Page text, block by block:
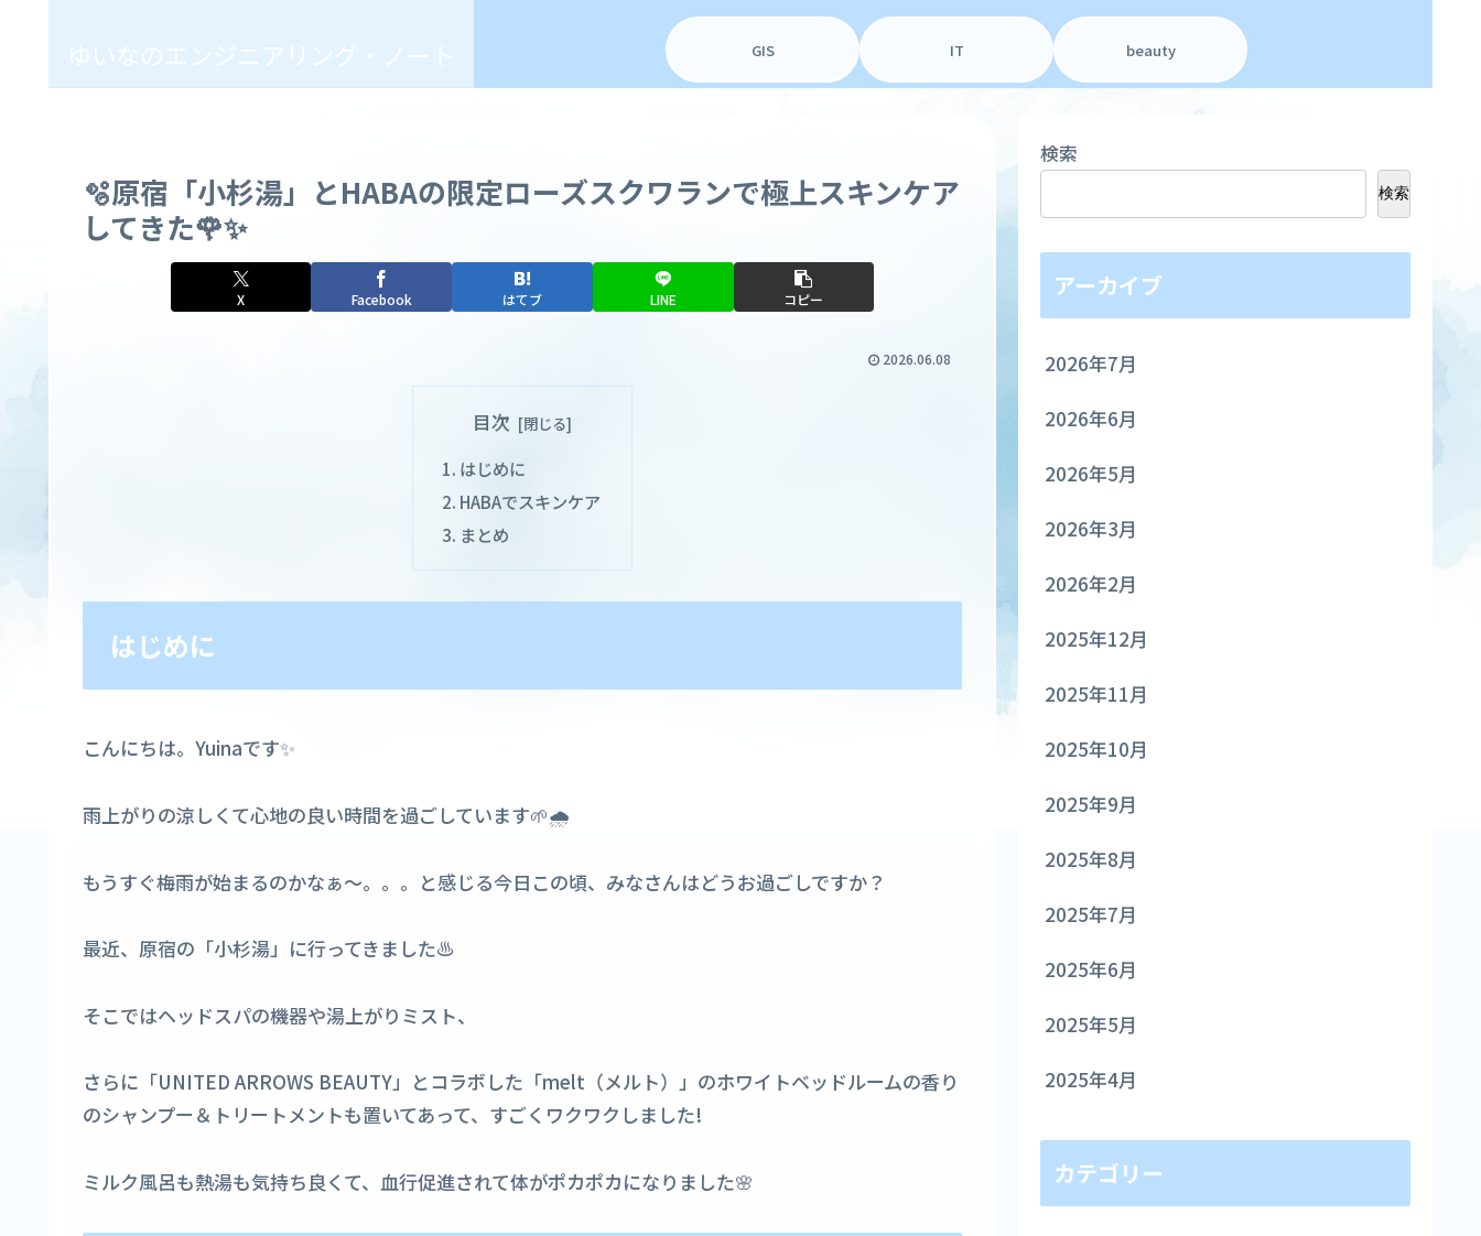
ゆいなのエンジニアリング・ノート GIS IT beauty
🫧原宿「小杉湯」とHABAの限定ローズスクワランで極上スキンケア
してきた🌹✨
X Facebook はてブ LINE コピー
2026.06.08
目次
はじめに
HABAでスキンケア
まとめ
はじめに
こんにちは。Yuinaです✨
雨上がりの涼しくて心地の良い時間を過ごしています🌱🌧️
もうすぐ梅雨が始まるのかなぁ〜。。。と感じる今日この頃、みなさんはどうお過ごしですか？
最近、原宿の「小杉湯」に行ってきました♨️
そこではヘッドスパの機器や湯上がりミスト、
さらに「UNITED ARROWS BEAUTY」とコラボした「melt（メルト）」のホワイトベッドルームの香り
のシャンプー＆トリートメントも置いてあって、すごくワクワクしました!
ミルク風呂も熱湯も気持ち良くて、血行促進されて体がポカポカになりました🌸
検索
検索
アーカイブ
2026年7月
2026年6月
2026年5月
2026年3月
2026年2月
2025年12月
2025年11月
2025年10月
2025年9月
2025年8月
2025年7月
2025年6月
2025年5月
2025年4月
カテゴリー